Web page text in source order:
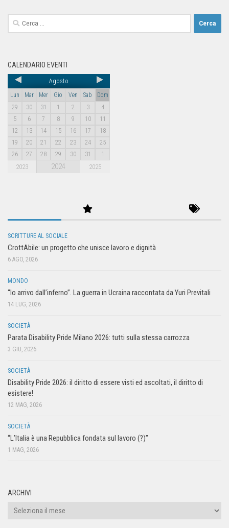
CALENDARIO EVENTI
Agosto
Lun Mar Mer Gio Ven Sab
Dom
29
30 31 1 2 3
4
5
6 7 8 9 10
11
12
13 14 15 16 17
18
19
20 21 22 23 24
25
26
27 28 29 30 31 1
2023 2024 2025
SCRITTURE AL SOCIALE
CrottAbile: un progetto che unisce lavoro e dignità
6 AGO, 2026
MONDO
“Io arrivo dall’inferno”. La guerra in Ucraina raccontata da Yuri Previtali
14 LUG, 2026
SOCIETÀ
Parata Disability Pride Milano 2026: tutti sulla stessa carrozza
3 GIU, 2026
SOCIETÀ
Disability Pride 2026: il diritto di essere visti ed ascoltati, il diritto di
esistere!
12 MAG, 2026
SOCIETÀ
“L’Italia è una Repubblica fondata sul lavoro (?)”
1 MAG, 2026
ARCHIVI